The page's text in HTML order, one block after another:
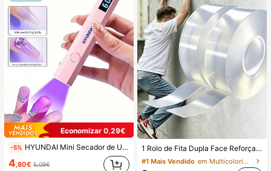
Economizar 0,29€
-5% HYUNDAI Mini Secador de Unhas Portátil Recarregável, Lâmpada de Unhas Manual UV/LED, Luz de Secagem de Unhas com Ecrã Digital, Secagem Rápida, Adequado para Saídas Diárias, Artigos de Cuidados de Unhas para Mulheres
4 ,80€ 5,09€
1 Rolo de Fita Dupla Face Reforçada de 1/3/5/10M, Fita Adesiva Forte e Reutilizável, Fita Nano Multiuso Removível e Lavável, Adequada para Colar Objetos em Casa/Escritório/Carro, Ideal para Ferramentas de Decoração, Adesivos que Não Danificam a Superfície, Adesivos de Parede
#1 Mais Vendido em Multicolorido Cassete